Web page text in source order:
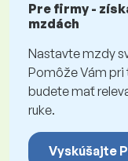
Pre firmy -
mzdách
Nastavte mzdy
Pomôže Vám
budete mať
ruke.
Vyskúšajte